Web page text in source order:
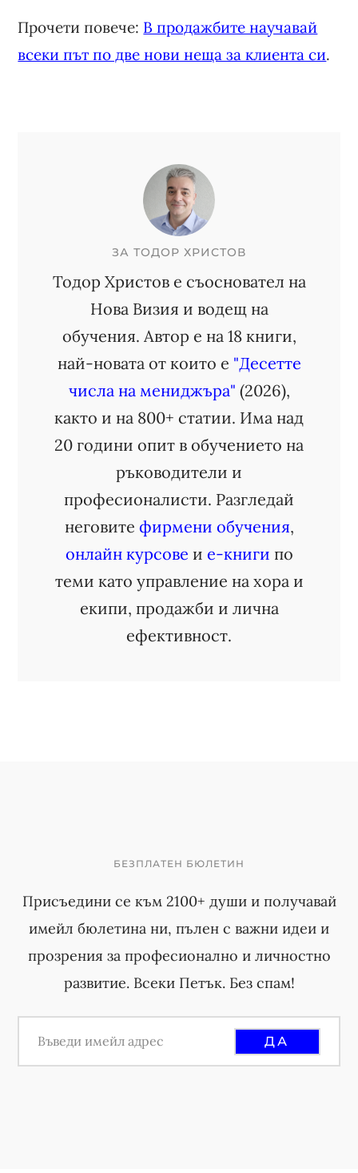
Прочети повече: В продажбите научавай
всеки път по две нови неща за клиента си.
ЗА ТОДОР ХРИСТОВ
Тодор Христов е съосновател на
Нова Визия и водещ на
обучения. Автор е на 18 книги,
най-новата от които е "Десетте
числа на мениджъра" (2026),
както и на 800+ статии. Има над
20 години опит в обучението на
ръководители и
професионалисти. Разгледай
неговите фирмени обучения,
онлайн курсове и е-книги по
теми като управление на хора и
екипи, продажби и лична
ефективност.
БЕЗПЛАТЕН БЮЛЕТИН
Присъедини се към 2100+ души и получавай
имейл бюлетина ни, пълен с важни идеи и
прозрения за професионално и личностно
развитие. Всеки Петък. Без спам!